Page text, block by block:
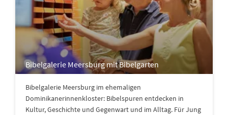
Bibelgalerie Meersburg mit Bibelgarten
Bibelgalerie Meersburg im ehemaligen
Dominikanerinnenkloster: Bibelspuren entdecken in
Kultur, Geschichte und Gegenwart und im Alltag. Für Jung